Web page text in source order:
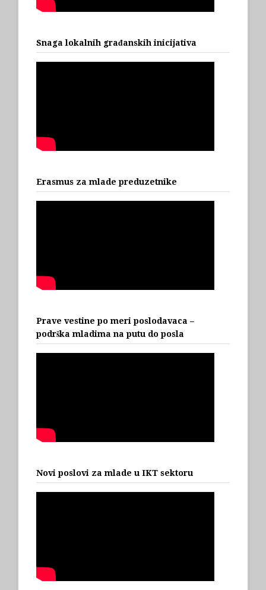
Snaga lokalnih građanskih inicijativa
Erasmus za mlade preduzetnike
Prave vestine po meri poslodavaca –
podrška mladima na putu do posla
Novi poslovi za mlade u IKT sektoru